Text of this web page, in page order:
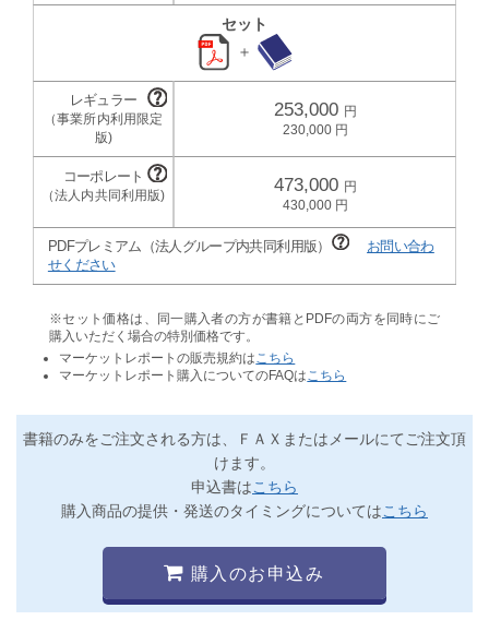
セット
＋
253,000
230,000
473,000
430,000
PDFプレミアム（法人グループ内共同利用版）
お問い合わ
せください
※セット価格は、同一購入者の方が書籍とPDFの両方を同時にご
購入いただく場合の特別価格です。
マーケットレポートの販売規約は こちら
マーケットレポート購入についてのFAQは こちら
書籍のみをご注文される方は、ＦＡＸまたはメールにてご注文頂
けます。
申込書はこちら
購入商品の提供・発送のタイミングについてはこちら
購入のお申込み